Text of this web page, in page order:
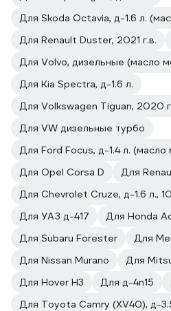
Для Renault Duster, 2021 г.в.
Для Kia Spectra, д-1.6 л.
Для Volkswagen Tiguan, 2020
Для VW дизельные турбо
Для Opel Corsa D
Для
Для УАЗ д-417
Для Honda
Для Subaru Forester
Для
Для Nissan Murano
Для
Для Hover H3
Для д-4n15
Для Toyota Camry (XV40), д-